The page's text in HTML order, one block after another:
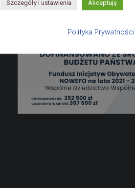
Szczegóły i ustawienia Akceptuję
Polityka Prywatności